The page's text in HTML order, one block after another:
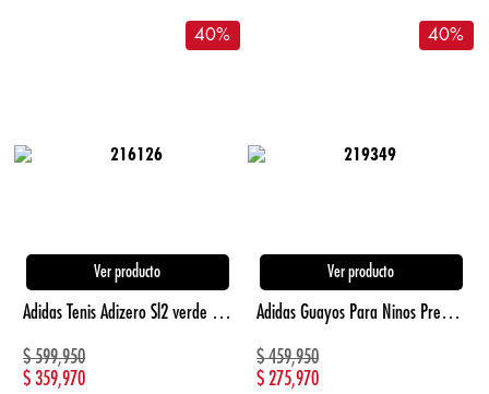
40%
Ver producto
Adidas Tenis Adizero Sl2 verde de mujer para correr
$599,950
$359,970
40%
Ver producto
Adidas Guayos Para Ninos Predator League Con Le blanco de niño para futbol
$459,950
$275,970